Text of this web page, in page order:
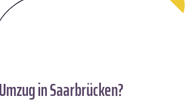
in Saarbrücken?